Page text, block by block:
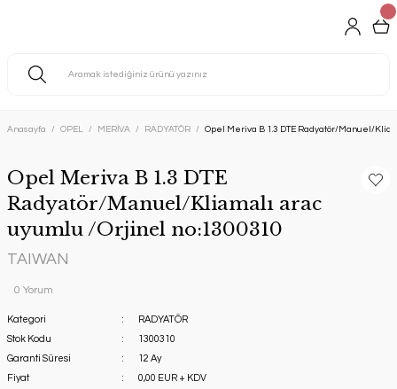
Anasayfa OPEL MERİVA RADYATÖR Opel Meriva B 1.3 DTE Radyatör/Manuel/
Opel Meriva B 1.3 DTE
Radyatör/Manuel/Kliamalı arac
uyumlu /Orjinel no:1300310
TAIWAN
0 Yorum
Kategori
RADYATÖR
Stok Kodu
1300310
Garanti Süresi
12 Ay
Fiyat
0,00 EUR + KDV